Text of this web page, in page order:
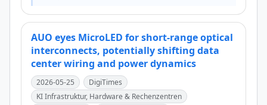
AUO eyes MicroLED for short-range optical
interconnects, potentially shifting data
center wiring and power dynamics
2026-05-25
DigiTimes
KI Infrastruktur, Hardware & Rechenzentren